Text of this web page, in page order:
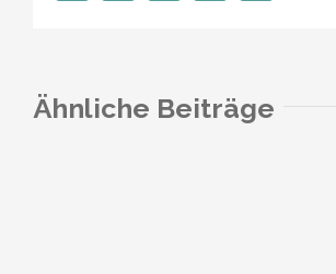
Ähnliche Beiträge